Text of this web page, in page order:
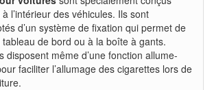
l’intérieur des véhicules. Ils sont
d’un système de fixation qui permet de
de bord ou à la boîte à gants.
disposent même d’une fonction allume-
faciliter l’allumage des cigarettes lors de